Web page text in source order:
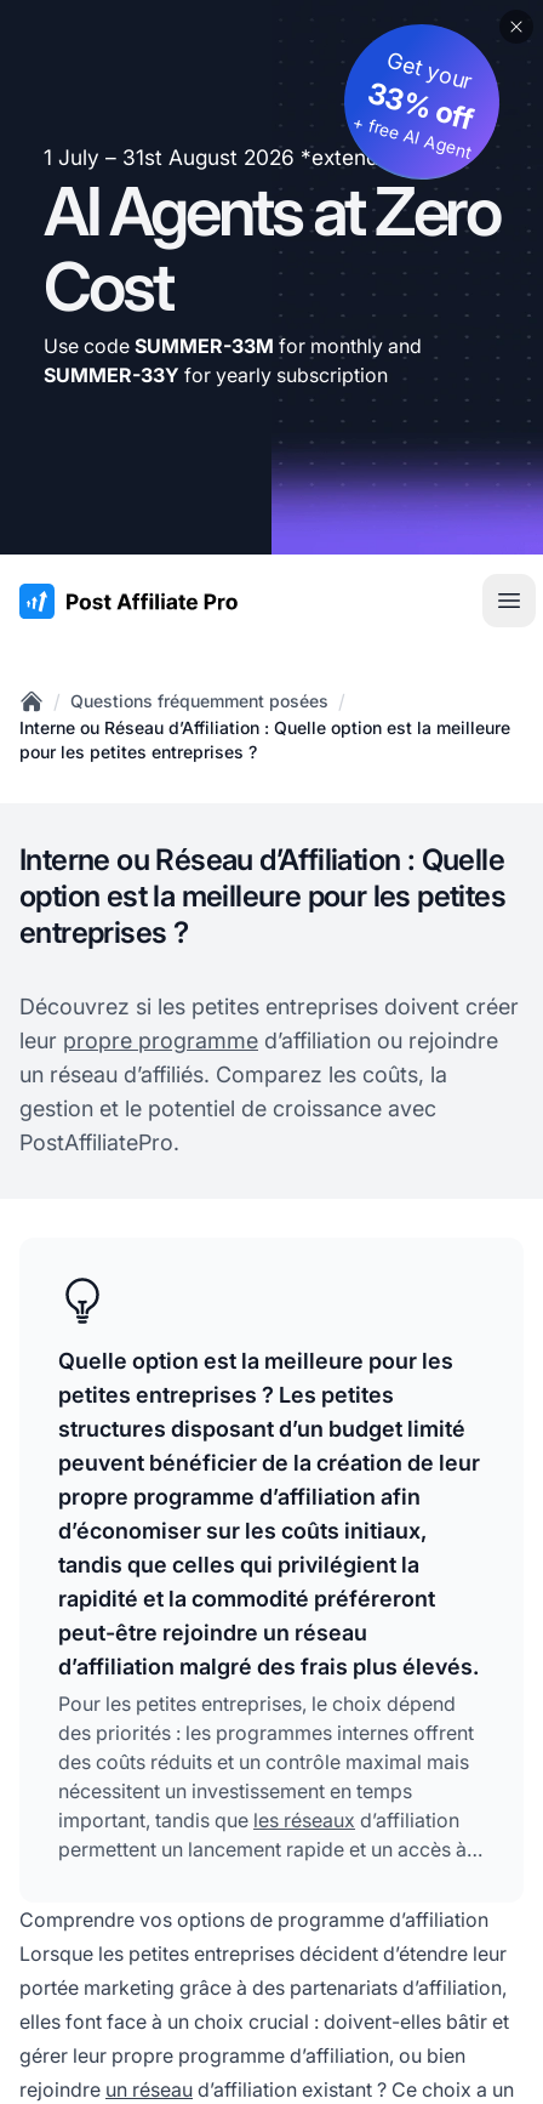
1 July – 31st August 2026 *extended
AI Agents at Zero
Cost
Get your
33% off
+ free AI Agent
Use code SUMMER-33M for monthly and
SUMMER-33Y for yearly subscription
:site.title
Home
/ Questions fréquemment posées /
Interne ou Réseau d’Affiliation : Quelle option est la meilleure
pour les petites entreprises ?
Interne ou Réseau d’Affiliation : Quelle
option est la meilleure pour les petites
entreprises ?
Découvrez si les petites entreprises doivent créer
leur propre programme d’affiliation ou rejoindre
un réseau d’affiliés. Comparez les coûts, la
gestion et le potentiel de croissance avec
PostAffiliatePro.
Quelle option est la meilleure pour les
petites entreprises ? Les petites
structures disposant d’un budget limité
peuvent bénéficier de la création de leur
propre programme d’affiliation afin
d’économiser sur les coûts initiaux,
tandis que celles qui privilégient la
rapidité et la commodité préféreront
peut-être rejoindre un réseau
d’affiliation malgré des frais plus élevés.
Pour les petites entreprises, le choix dépend
des priorités : les programmes internes offrent
des coûts réduits et un contrôle maximal mais
nécessitent un investissement en temps
important, tandis que les réseaux d’affiliation
permettent un lancement rapide et un accès à
plus élevés. PostAffiliatePro combine le
meilleur des deux approches avec des tarifs
abordables et des outils de gestion complets.
Comprendre vos options de programme d’affiliation
Lorsque les petites entreprises décident d’étendre leur
portée marketing grâce à des partenariats d’affiliation,
elles font face à un choix crucial : doivent-elles bâtir et
gérer leur propre programme d’affiliation, ou bien
rejoindre un réseau d’affiliation existant ? Ce choix a un